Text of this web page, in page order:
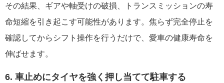
その結果、ギアや軸受けの破損、トランスミッションの寿
命短縮を引き起こす可能性があります。焦らず完全停止を
確認してからシフト操作を行うだけで、愛車の健康寿命を
伸ばせます。
6. 車止めにタイヤを強く押し当てて駐車する